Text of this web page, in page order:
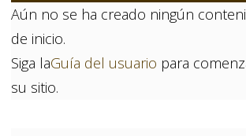
Aún no se ha creado ningún
de inicio.
Siga laGuía del usuario para
su sitio.